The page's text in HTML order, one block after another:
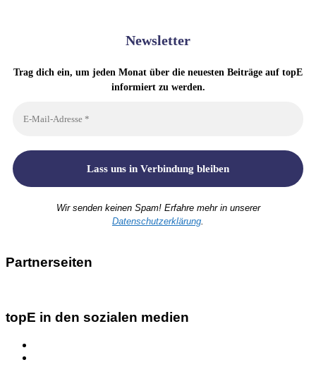
Newsletter
Trag dich ein, um jeden Monat über die neuesten Beiträge auf topE
informiert zu werden.
Wir senden keinen Spam! Erfahre mehr in unserer
Datenschutzerklärung
Partnerseiten
topE in den sozialen medien